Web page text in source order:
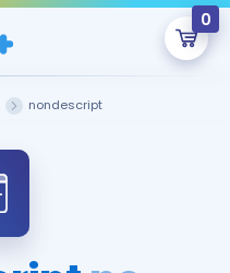
0
Boş.
onlarca eğitim seni
nondescript